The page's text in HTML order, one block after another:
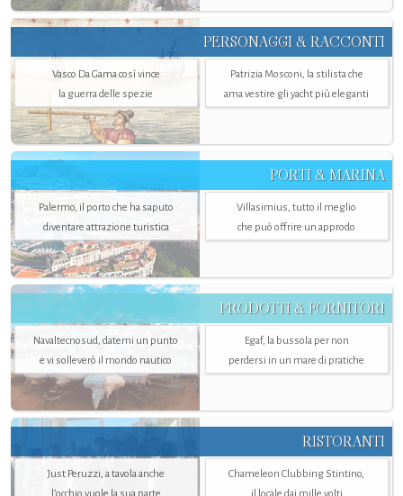
PERSONAGGI & RACCONTI
Vasco Da Gama così vince
la guerra delle spezie
Patrizia Mosconi, la stilista che
ama vestire gli yacht più eleganti
PORTI & MARINA
Palermo, il porto che ha saputo
diventare attrazione turistica
Villasimius, tutto il meglio
che può offrire un approdo
PRODOTTI & FORNITORI
Navaltecnosud, datemi un punto
e vi solleverò il mondo nautico
Egaf, la bussola per non
perdersi in un mare di pratiche
RISTORANTI
Just Peruzzi, a tavola anche
l’occhio vuole la sua parte
Chameleon Clubbing Stintino,
il locale dai mille volti